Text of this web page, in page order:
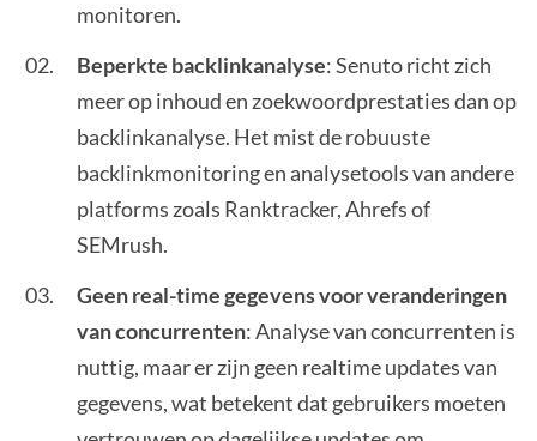
monitoren.
Beperkte backlinkanalyse: Senuto richt zich
meer op inhoud en zoekwoordprestaties dan op
backlinkanalyse. Het mist de robuuste
backlinkmonitoring en analysetools van andere
platforms zoals Ranktracker, Ahrefs of
SEMrush.
Geen real-time gegevens voor veranderingen
van concurrenten: Analyse van concurrenten is
nuttig, maar er zijn geen realtime updates van
gegevens, wat betekent dat gebruikers moeten